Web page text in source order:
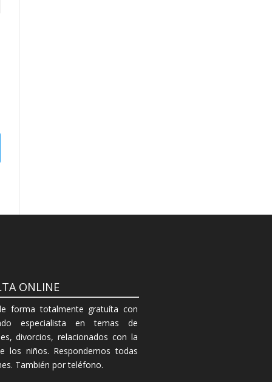
ONLINE
forma totalmente gratuíta con
especialista en temas de
divorcios, relacionados con la
los niños. Respondemos todas
También por teléfono.